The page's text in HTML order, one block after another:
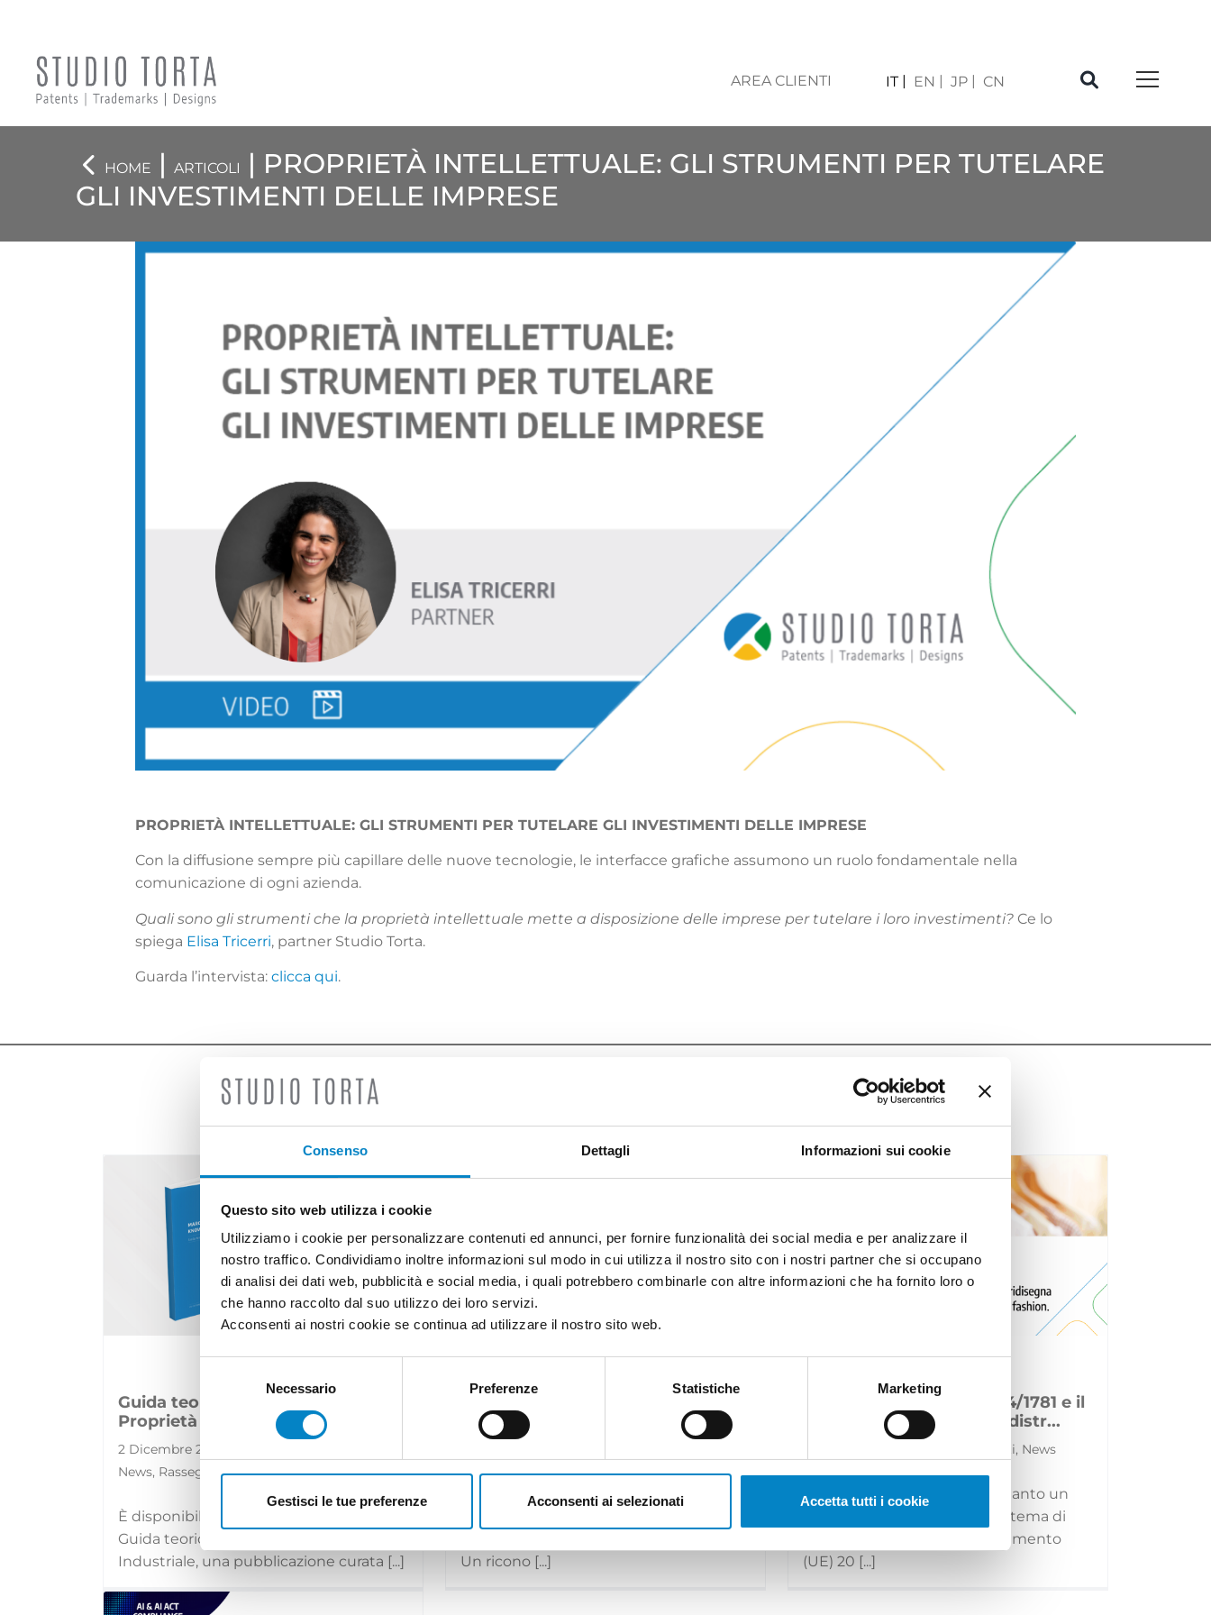
Consenso Dettagli Informazioni sui cookie
Questo sito web utilizza i cookie
Utilizziamo i cookie per personalizzare contenuti ed annunci, per fornire funzionalità dei social media e per analizzare il
nostro traffico. Condividiamo inoltre informazioni sul modo in cui utilizza il nostro sito con i nostri partner che si occupano
di analisi dei dati web, pubblicità e social media, i quali potrebbero combinarle con altre informazioni che ha fornito loro o
che hanno raccolto dal suo utilizzo dei loro servizi.
Acconsenti ai nostri cookie se continua ad utilizzare il nostro sito web.
Necessario Preferenze Statistiche Marketing
Gestisci le tue preferenze Acconsenti ai selezionati Accetta tutti i cookie
AREA CLIENTI IT EN JP CN
HOME | ARTICOLI
| PROPRIETÀ INTELLETTUALE: GLI STRUMENTI PER TUTELARE
GLI INVESTIMENTI DELLE IMPRESE
PROPRIETÀ INTELLETTUALE: GLI STRUMENTI PER TUTELARE GLI INVESTIMENTI DELLE IMPRESE
Con la diffusione sempre più capillare delle nuove tecnologie, le interfacce grafiche assumono un ruolo fondamentale nella
comunicazione di ogni azienda.
Quali sono gli strumenti che la proprietà intellettuale mette a disposizione delle imprese per tutelare i loro investimenti? Ce lo
spiega Elisa Tricerri, partner Studio Torta.
Guarda l’intervista: clicca qui.
Guida teorica e pratica della
Proprietà Industriale: disponibile...
2 Dicembre 2024 | Approfondimenti, Eventi,
News, Rassegna stampa
È disponibile la settima edizione della
Guida teorica e pratica della Proprietà
Industriale, una pubblicazione curata [...]
Mandatario Brevetti Europei
Siamo orgogliosi di annunciare che
Un ricono [...]
Il Regolamento (UE) 2024/1781 e il
settore moda: divieto di distr...
29 Luglio 2026 | Approfondimenti, News
La sostenibilità non è più soltanto un
obiettivo reputazionale o un tema di
comunicazione: con il Regolamento
(UE) 20 [...]